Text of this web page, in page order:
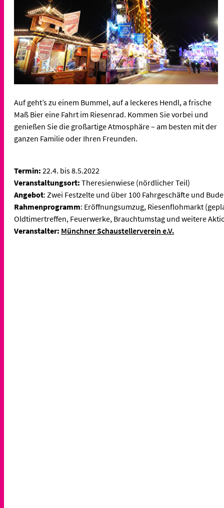
Auf geht’s zu einem Bummel, auf a leckeres Hendl, a frische
Maß Bier eine Fahrt im Riesenrad. Kommen Sie vorbei und
genießen Sie die großartige Atmosphäre – am besten mit der
ganzen Familie oder Ihren Freunden.
Termin: 22.4. bis 8.5.2022
Veranstaltungsort: Theresienwiese (nördlicher Teil)
Angebot: Zwei Festzelte und über 100 Fahrgeschäfte und
Rahmenprogramm: Eröffnungsumzug, Riesenflohmarkt
Oldtimertreffen, Feuerwerke, Brauchtumstag und weitere
Veranstalter: Münchner Schaustellerverein e.V.